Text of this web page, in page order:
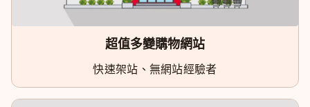
超值多變購物網站
快速架站、無網站經驗者